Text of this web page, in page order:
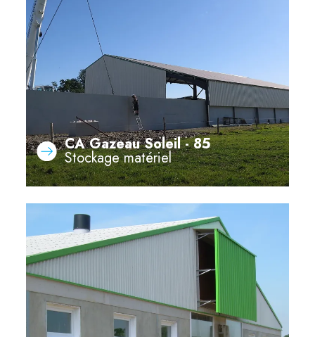
CA Gazeau Soleil - 85
Stockage matériel